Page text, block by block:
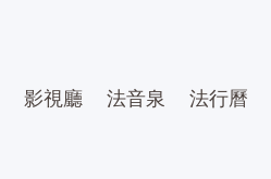
影視廳 法音泉 法行曆